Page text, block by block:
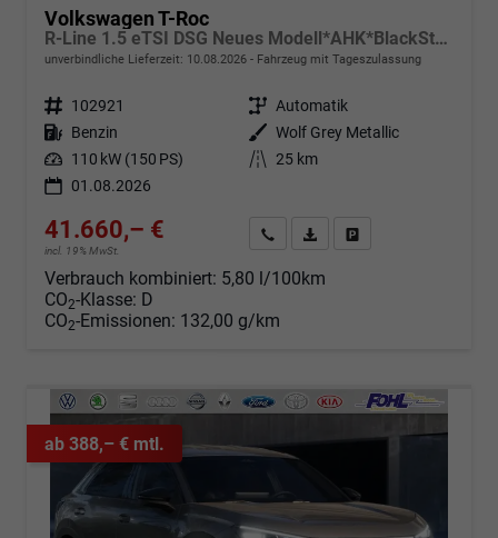
Volkswagen T-Roc
R-Line 1.5 eTSI DSG Neues Modell*AHK*BlackStyle*Matrix*19"*Android Auto*EasyOpen*SHZ*Kamera*ParkAsstPro*ACC*Keyless
unverbindliche Lieferzeit: 10.08.2026 Fahrzeug mit Tageszulassung
Fahrzeugnr. 102921 Getriebe Automatik
Kraftstoff Benzin Außenfarbe Wolf Grey Metallic
Leistung 110 kW (150 PS) Kilometerstand 25 km
01.08.2026
41.660,– €
incl. 19% MwSt.
Angebot anfordern
Fahrzeugexpose (PDF)
Verbrauch kombiniert: 5,80 l/100km
CO2-Klasse: D
CO2-Emissionen: 132,00 g/km
ab 388,– € mtl.